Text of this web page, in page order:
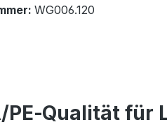
WG006.120
für